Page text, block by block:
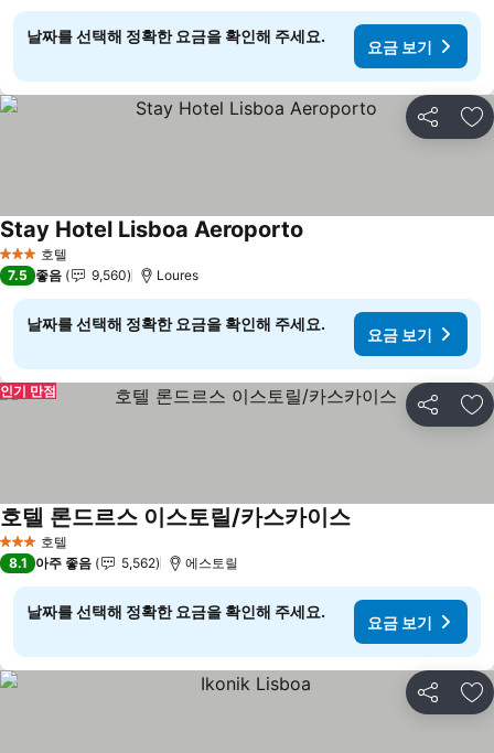
날짜를 선택해 정확한 요금을 확인해 주세요.
요금 보기
공유 즐
3 성급 호텔
Stay Hotel Lisboa Aeroporto
7.5 좋음 9,560 Loures
날짜를 선택해 정확한 요금을 확인해 주세요.
요금 보기
공유 즐
인기 만점
3 성급 호텔
호텔 론드르스 이스토릴/카스카이스요금 보기
8.1 아주 좋음 5,562 에스토릴
날짜를 선택해 정확한 요금을 확인해 주세요.
요금 보기
공유 즐